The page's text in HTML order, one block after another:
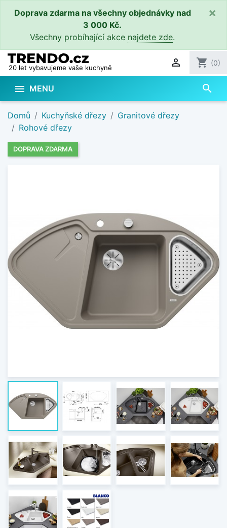
Doprava zdarma na všechny objednávky nad
3 000 Kč.
Všechny probíhající akce najdete zde.
×
20 let vybavujeme vaše kuchyně  shopping_cart (0)
 MENU search
Domů Kuchyňské dřezy
Granitové dřezy
Rohové dřezy
DOPRAVA ZDARMA